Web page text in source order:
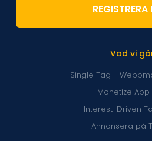
Vad vi
Single Tag -
Monetize App
Interest-Driven
Annonsera på